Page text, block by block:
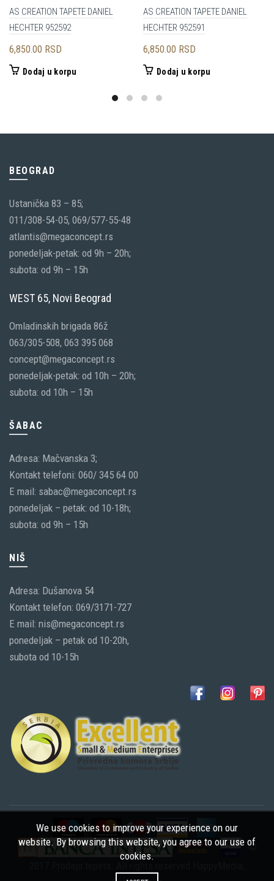
AS CREATION TAPETE DANIEL
HECHTER 952592
6,850.00 RSD
Dodaj u korpu
AS CREATION TAPETE DANIEL
HECHTER 952591
6,850.00 RSD
Dodaj u korpu
BEOGRAD
Ustanička 83 – 85;
011/308-54-05, 069/577-55-48
atlantis@megaconcept.rs
ponedeljak-petak: od 9h – 20h;
subota: od 9h – 15h
WEST 65, Novi Beograd
Omladinskih brigada 86ž
063/305-508, 063 395 068
concept@megaconcept.rs
ponedeljak-petak: od 10h – 20h;
subota: od 10h – 15h
ŠABAC
Adresa: Mačvanska 3;
Kontakt telefoni: 060/ 345 64 00
E mail: sabac@megaconcept.rs
ponedeljak – petak: od 10-18h;
subota: od 9h – 15h
NIŠ
Adresa: Dušanova 54
Kontakt telefon: 069/3171-727
E mail: nis@megaconcept.rs
ponedeljak – petak od 10-20h,
subota od 10-15h
©
We use cookies to improve your experience on our
website. By browsing this website, you agree to our use of
cookies.